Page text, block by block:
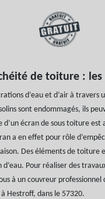
de toiture : les
d’eau et d’air à travers
sont endommagés, ils
d’un écran de sous toiture est
a en effet pour rôle
Des éléments de toiture
d’eau. Pour réaliser des
à un couvreur professionnel
Hestroff, dans le 57320.